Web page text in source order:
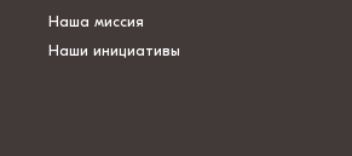
Наша миссия
Наши инициативы